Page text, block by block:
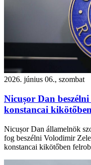
2026. június 06., szombat
Nicușor Dan
konstancai
Nicușor Dan államelnök
fog beszélni Volodimir
konstancai kikötőben